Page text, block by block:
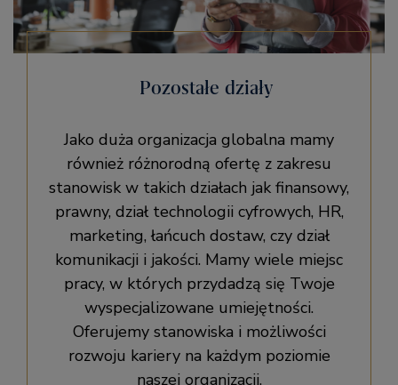
Pozostałe działy
Jako duża organizacja globalna mamy
również różnorodną ofertę z zakresu
stanowisk w takich działach jak finansowy,
prawny, dział technologii cyfrowych, HR,
marketing, łańcuch dostaw, czy dział
komunikacji i jakości. Mamy wiele miejsc
pracy, w których przydadzą się Twoje
wyspecjalizowane umiejętności.
Oferujemy stanowiska i możliwości
rozwoju kariery na każdym poziomie
naszej organizacji.